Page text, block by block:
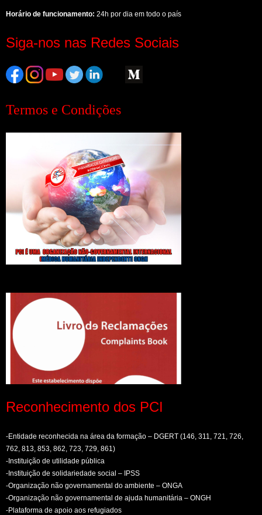
Horário de funcionamento: 24h por dia em todo o país
Siga-nos nas Redes Sociais
Termos e Condições
Reconhecimento dos PCI
-Entidade reconhecida na área da formação – DGERT (146, 311, 721, 726,
762, 813, 853, 862, 723, 729, 861)
-Instituição de utilidade pública
-Instituição de solidariedade social – IPSS
-Organização não governamental do ambiente – ONGA
-Organização não governamental de ajuda humanitária – ONGH
-Plataforma de apoio aos refugiados